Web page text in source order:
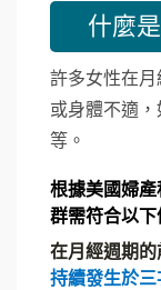
什麼
許多女性在
或身體不適
等。
根據美國婦
群需符合以下
在月經週期
持續發生於